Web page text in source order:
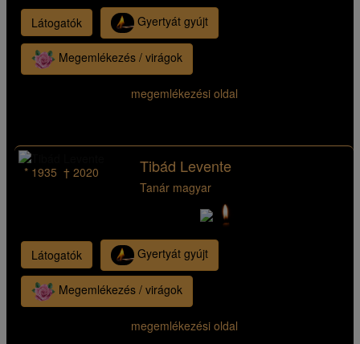
Látogatók Gyertyát gyújt
Megemlékezés / virágok
megemlékezési oldal
* 1935 † 2020 Tibád Levente
Tanár magyar
Látogatók Gyertyát gyújt
Megemlékezés / virágok
megemlékezési oldal